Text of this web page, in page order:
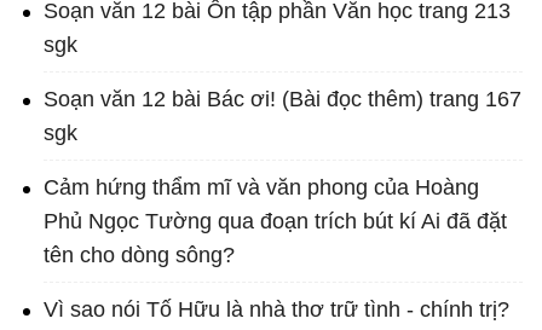
Soạn văn 12 bài Ôn tập phần Văn học trang 213
sgk
Soạn văn 12 bài Bác ơi! (Bài đọc thêm) trang 167
sgk
Cảm hứng thẩm mĩ và văn phong của Hoàng
Phủ Ngọc Tường qua đoạn trích bút kí Ai đã đặt
tên cho dòng sông?
Vì sao nói Tố Hữu là nhà thơ trữ tình - chính trị?